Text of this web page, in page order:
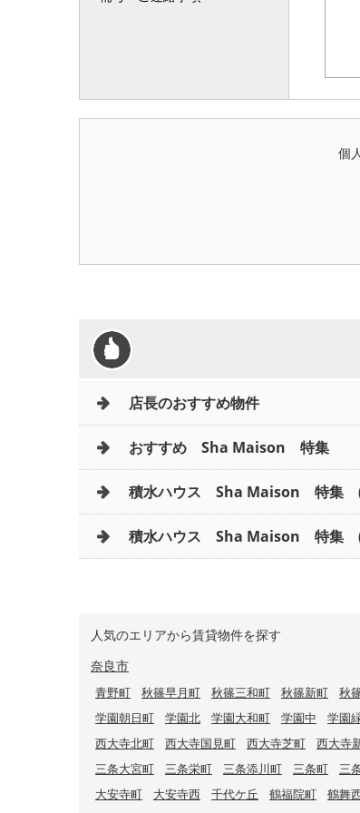
個
店長のおすすめ物件
おすすめ Sha Maison 特集
積水ハウス Sha Maison 特集 (
積水ハウス Sha Maison 特集 (
人気のエリアから賃貸物件を探す
奈良市
青野町 秋篠早月町 秋篠三和町 秋篠新町 秋
学園朝日町
学園北 学園大和町 学園中 学園
西大寺北町
西大寺国見町 西大寺芝町 西大寺
三条大宮町
三条栄町 三条添川町 三条町 三
大安寺町
大安寺西 千代ケ丘 鶴福院町 鶴舞